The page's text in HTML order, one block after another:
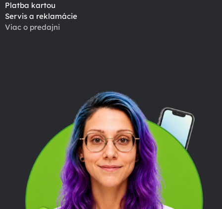
Platba kartou
Servis a reklamácie
Viac o predajni